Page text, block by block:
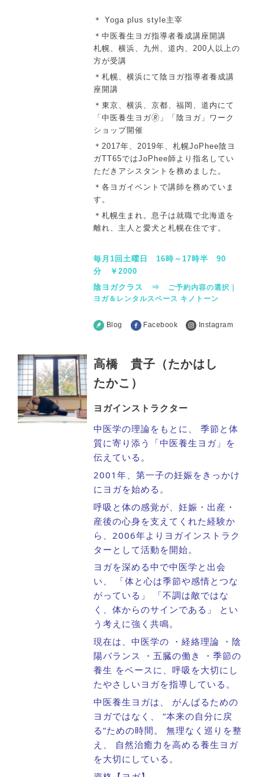
＊ Yoga plus style主宰
＊中医養生ヨガ指導者養成講座開講
札幌、横浜、九州、道内、200人以上の
方が受講
＊札幌、横浜にて陰ヨガ指導者養成講
座開講
＊東京、横浜、京都、福岡、道内にて
「中医養生ヨガ🄬」「陰ヨガ」ワーク
ショップ開催
＊2017年、2019年、札幌JoPhee陰ヨ
ガTT65ではJoPhee師より指名してい
ただきアシスタントを務めました。
＊各ヨガイベントで講師を務めていま
す。
＊札幌生まれ。 息子は就職で北海道を
離れ、主人と愛犬と札幌在住です。
毎月1回土曜日 16時～17時半 90
分 ￥2000
陰ヨガクラス ⇒ ご予約内容の選択｜
ヨガ＆レンタルスペース キノトーン
Blog Facebook Instagram
高橋 貴子（たかはし
たかこ）
ヨガインストラクター
中医学の理論をもとに、 季節と体
質に寄り添う「中医養生ヨガ」を
伝えている。
2001年、第一子の妊娠をきっかけ
にヨガを始める。
呼吸と体の感覚が、妊娠・出産・
産後の心身を支えてくれた経験か
ら、2006年よりヨガインストラク
ターとして活動を開始。
ヨガを深める中で中医学と出会
い、 「体と心は季節や感情とつな
がっている」 「不調は敵ではな
く、体からのサインである」 とい
う考えに強く共鳴。
現在は、中医学の ・経絡理論 ・陰
陽バランス ・五臓の働き ・季節の
養生 をベースに、呼吸を大切にし
たやさしいヨガを指導している。
中医養生ヨガは、 がんばるための
ヨガではなく、 “本来の自分に戻
る”ための時間。 無理なく巡りを整
え、 自然治癒力を高める養生ヨガ
を大切にしている。